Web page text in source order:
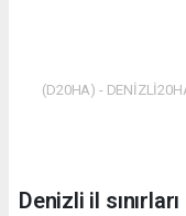
(D20HA) -
Denizli il